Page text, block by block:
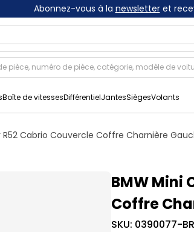
Abonnez-vous à la newsletteret
Boîte de vitessesDifférentielJantesSiègesVolants
R52 Cabrio Couvercle Coffre Charnière
BMW Mini
Coffre
SKU: 0390077-